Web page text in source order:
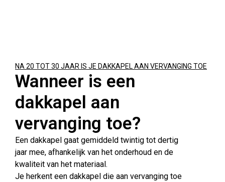
NA 20 TOT 30 JAAR IS JE DAKKAPEL AAN VERVANGING TOE
Wanneer is een
dakkapel aan
vervanging toe?
Een dakkapel gaat gemiddeld twintig tot dertig
jaar mee, afhankelijk van het onderhoud en de
kwaliteit van het materiaal.
Je herkent een dakkapel die aan vervanging toe